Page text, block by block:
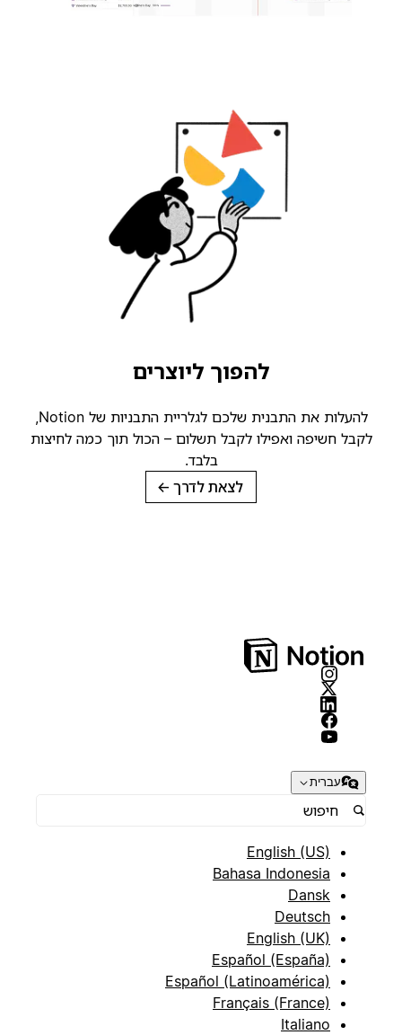
להפוך ליוצרים
להעלות את התבנית שלכם לגלריית התבניות של Notion,
לקבל חשיפה ואפילו לקבל תשלום – הכול תוך כמה לחיצות
בלבד.
לצאת לדרך→
עברית
English (US)
Bahasa Indonesia
Dansk
Deutsch
English (UK)
Español (España)
Español (Latinoamérica)
Français (France)
Italiano